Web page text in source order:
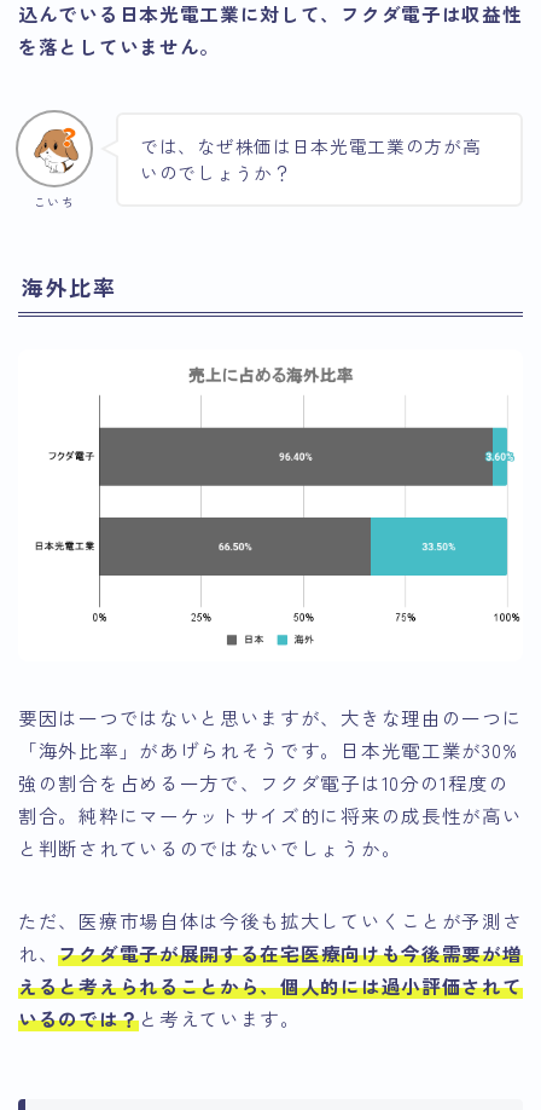
込んでいる日本光電工業に対して、フクダ電子は収益性
を落としていません。
こいち
では、なぜ株価は日本光電工業の方が高
いのでしょうか？
海外比率
要因は一つではないと思いますが、大きな理由の一つに
「海外比率」があげられそうです。日本光電工業が30%
強の割合を占める一方で、フクダ電子は10分の1程度の
割合。純粋にマーケットサイズ的に将来の成長性が高い
と判断されているのではないでしょうか。
ただ、医療市場自体は今後も拡大していくことが予測さ
れ、フクダ電子が展開する在宅医療向けも今後需要が増
えると考えられることから、個人的には過小評価されて
いるのでは？と考えています。